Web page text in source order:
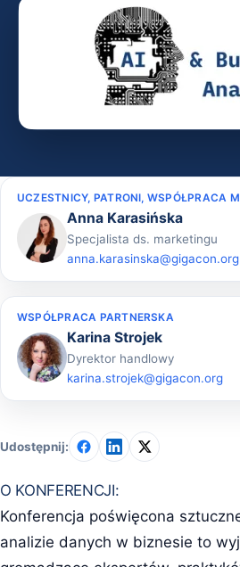
Udostępnij:
O KONFERENCJI:
Konferencja poświęcona
analizie danych w biznesie to
UCZESTNICY, PATRONI, WSPÓŁPRACA
Anna Karasińska
Specjalista ds. marketingu
anna.karasinska@gigacon.org
WSPÓŁPRACA PARTNERSKA
Karina Strojek
Dyrektor handlowy
karina.strojek@gigacon.org